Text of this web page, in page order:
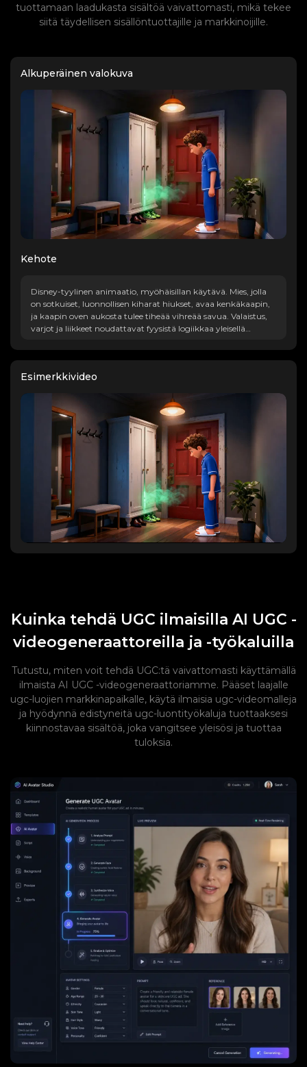
tuottamaan laadukasta sisältöä vaivattomasti, mikä tekee
siitä täydellisen sisällöntuottajille ja markkinoijille.
Alkuperäinen valokuva
Kehote
Disney-tyylinen animaatio, myöhäisillan käytävä. Mies, jolla
on sotkuiset, luonnollisen kiharat hiukset, avaa kenkäkaapin,
ja kaapin oven aukosta tulee tiheää vihreää savua. Valaistus,
varjot ja liikkeet noudattavat fyysistä logiikkaa yleisellä
Esimerkkivideo
Kuinka tehdä UGC ilmaisilla AI UGC -
videogeneraattoreilla ja -työkaluilla
Tutustu, miten voit tehdä UGC:tä vaivattomasti käyttämällä
ilmaista AI UGC -videogeneraattoriamme. Pääset laajalle
ugc-luojien markkinapaikalle, käytä ilmaisia ​​ugc-videomalleja
ja hyödynnä edistyneitä ugc-luontityökaluja tuottaaksesi
kiinnostavaa sisältöä, joka vangitsee yleisösi ja tuottaa
tuloksia.